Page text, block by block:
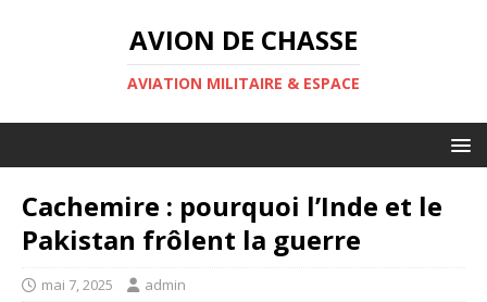
AVION DE CHASSE
AVIATION MILITAIRE & ESPACE
Cachemire : pourquoi l’Inde et le
Pakistan frôlent la guerre
mai 7, 2025 admin